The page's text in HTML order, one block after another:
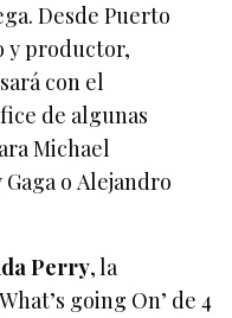
Desde Puerto
y productor,
con el
de algunas
Michael
o Alejandro
Perry, la
going On’ de 4